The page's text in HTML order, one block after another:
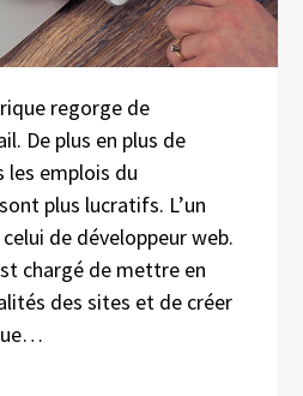
regorge de
De plus en plus de
les emplois du
plus lucratifs. L’un
de développeur web.
chargé de mettre en
des sites et de créer